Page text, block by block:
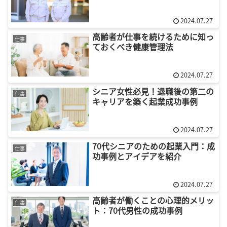
2024.07.27
仕事
高齢者が仕事を続けるために知っ
ておくべき健康管理法
2024.07.27
仕事
シニア女性必見！退職後の第二の
キャリアを築く起業成功事例
2024.07.27
仕事
70代シニアのための起業入門：成
功事例とアイデアを紹介
2024.07.27
仕事
高齢者が働くことの心理的メリッ
ト：70代男性の成功事例